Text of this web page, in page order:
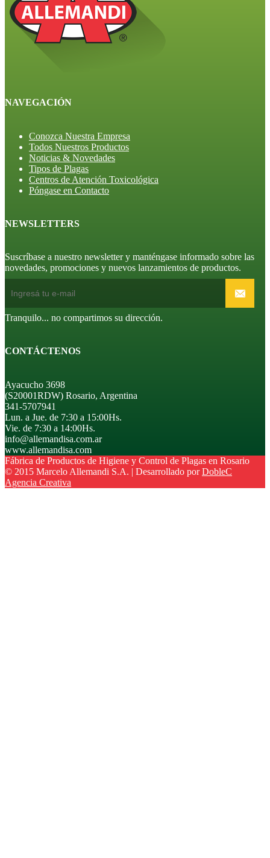
NAVEGACIÓN
Conozca Nuestra Empresa
Todos Nuestros Productos
Noticias & Novedades
Tipos de Plagas
Centros de Atención Toxicológica
Póngase en Contacto
NEWSLETTERS
Suscríbase a nuestro newsletter y manténgase informado sobre las
novedades, promociones y nuevos lanzamientos de productos.
Tranquilo... no compartimos su dirección.
CONTÁCTENOS
Ayacucho 3698
(S20001RDW) Rosario, Argentina
341-5707941
Lun. a Jue. de 7:30 a 15:00Hs.
Vie. de 7:30 a 14:00Hs.
info@allemandisa.com.ar
www.allemandisa.com
Fábrica de Productos de Higiene y Control de Plagas en Rosario
© 2015 Marcelo Allemandi S.A. | Desarrollado porDobleC
Agencia Creativa